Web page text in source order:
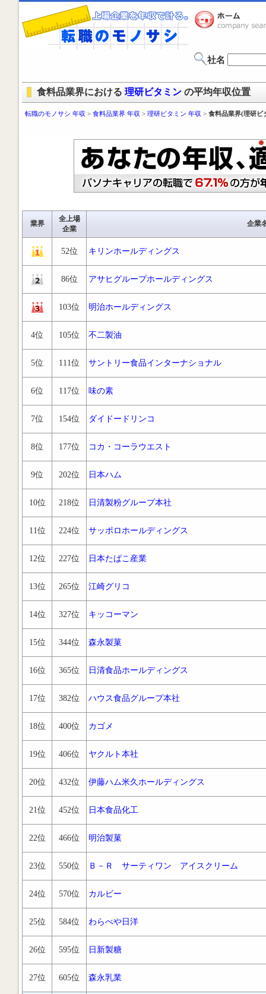
社名
食料品業界における 理研ビタミン の平均年収位置
転職のモノサシ 年収 > 食料品業界 年収 > 理研ビタミン 年収 > 食料品業界(理研ビ
業界
全上場
企業
企業
52位 キリンホールディングス
86位 アサヒグループホールディングス
103位 明治ホールディングス
4位 105位 不二製油
5位 111位 サントリー食品インターナショナル
6位 117位 味の素
7位 154位 ダイドードリンコ
8位 177位 コカ・コーラウエスト
9位 202位 日本ハム
10位 218位 日清製粉グループ本社
11位 224位 サッポロホールディングス
12位 227位 日本たばこ産業
13位 265位 江崎グリコ
14位 327位 キッコーマン
15位 344位 森永製菓
16位 365位 日清食品ホールディングス
17位 382位 ハウス食品グループ本社
18位 400位 カゴメ
19位 406位 ヤクルト本社
20位 432位 伊藤ハム米久ホールディングス
21位 452位 日本食品化工
22位 466位 明治製菓
23位 550位 Ｂ－Ｒ サーティワン アイスクリーム
24位 570位 カルビー
25位 584位 わらべや日洋
26位 595位 日新製糖
27位 605位 森永乳業